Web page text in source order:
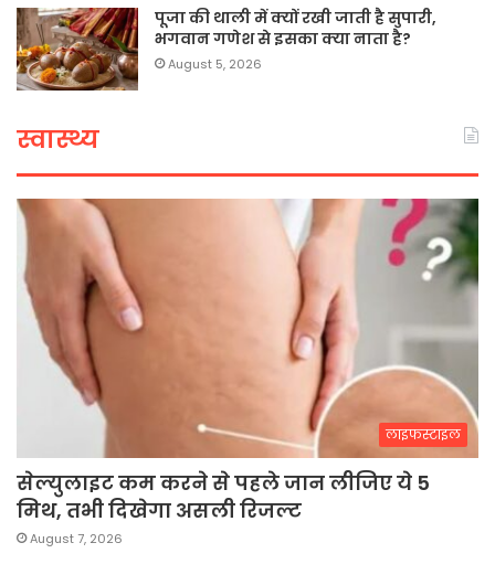
पूजा की थाली में क्यों रखी जाती है सुपारी,
भगवान गणेश से इसका क्या नाता है?
August 5, 2026
स्वास्थ्य
लाइफस्टाइल
सेल्युलाइट कम करने से पहले जान लीजिए ये 5
मिथ, तभी दिखेगा असली रिजल्ट
August 7, 2026